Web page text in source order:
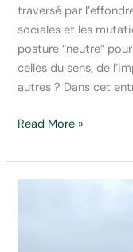
traversé par
sociales et les
posture “neutre”
celles du sens, de
autres ? Dans cet
Sur
pédales
du
Read More »